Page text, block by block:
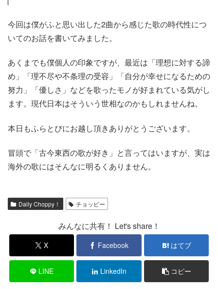
今回は僕がふと思い出した2曲から感じた歌の時代性につ
いてのお話を書いてみました。
あくまでも僕個人の印象ですが、最近は「理想に対する諦
め」「理不尽や不条理の受容」「自分が幸せになるための
努力」「優しさ」などを歌ったモノが好まれている気がし
ます。現代日本はそういう世相なのかもしれませんね。
本日もふらとぴにお越し頂きありがとうございます。
冒頭で「古今東西の歌が好き」と言ってはいますが、実は
海外の歌にはそんなに明るくありません。
Daily Choppy！ チョッピー
みんなに共有！ Let's share！
X Facebook はてブ
LINE LinkedIn コピー